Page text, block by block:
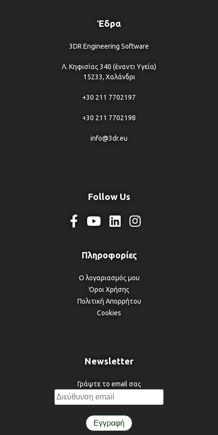
Έδρα
3DR Engineering Software
Λ. Κηφισίας 340 (έναντι Υγεία)
15233, Χαλάνδρι
+30 211 7702197
+30 211 7702198
info@3dr.eu
Follow Us
Ο λογαριασμός μου
Όροι Χρήσης
Πολιτική Απορρήτου
Cookies
Newsletter
Γράψτε το email σας